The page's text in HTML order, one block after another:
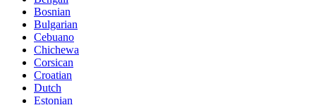
Bosnian
Bulgarian
Cebuano
Chichewa
Corsican
Croatian
Dutch
Estonian